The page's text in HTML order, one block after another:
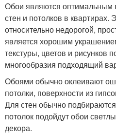
Обои являются оптимальным
стен и потолков в квартирах.
относительно недорогой,
является хорошим
текстуры, цветов и рисунков
многообразия подходящий
Обоями обычно оклеивают
потолки, поверхности из
Для стен обычно
потолок подойдут обои
декора.